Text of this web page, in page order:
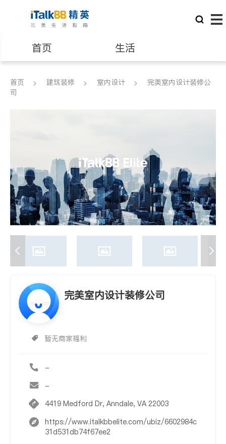
首页 生活
医生 律师
养老 非盈利组织
首页 建筑装修 室内设计
完美室内设计装修公
司
完美室内设计装修公司
暂无商家福利
-
-
4419 Medford Dr, Anndale, VA 22003
https://www.italkbbelite.com/ubiz/6602984c
31d531db74f67ee2